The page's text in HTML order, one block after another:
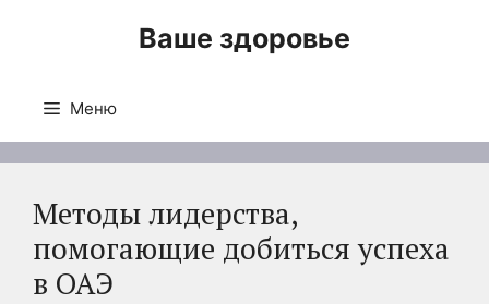
Ваше здоровье
Меню
Методы лидерства,
помогающие добиться успеха
в ОАЭ